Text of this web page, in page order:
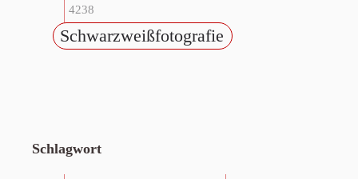
4238
Schwarzweißfotografie
Schlagwort